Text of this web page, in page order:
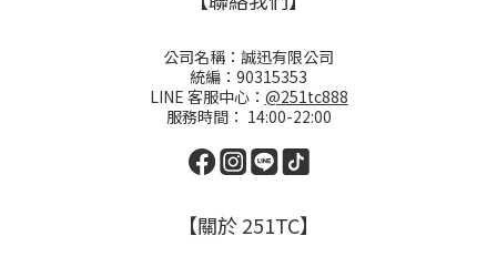
公司名稱：誠迅有限公司
統編：90315353
LINE 客服中心： @251tc888
服務時間： 14:00-22:00
【關於 251TC】